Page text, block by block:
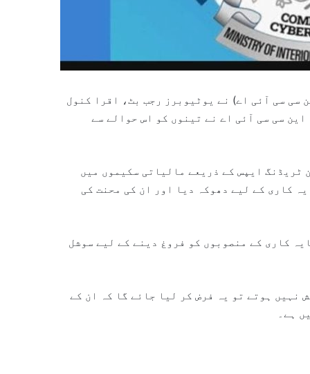
سی سی آئی اے) نے یوٹیوبرز رجب بٹ، اقرا کنول
دے دیا۔ این سی سی آئی اے نے تینوں کو اس حوالے سے
ٹریڈنگ ایپس کے ذریعے مالیاتی سکیموں میں
کاری کے لیے دھوکہ دیا اور ان کی محنت کی
کاری کے منصوبوں کو فروغ دینے کے لیے سوشل
نہیں ہوتے تو یہ فرض کر لیا جائے گا کہ ان کے
ہے۔